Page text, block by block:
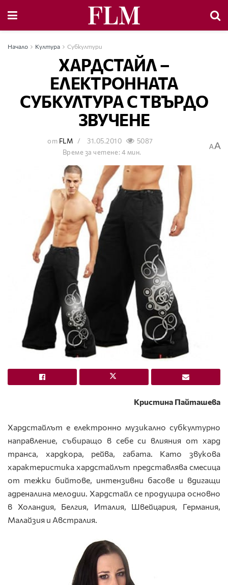
Начало Култура Субкултури
ХАРДСТАЙЛ –
ЕЛЕКТРОННАТА
СУБКУЛТУРА С ТВЪРДО
ЗВУЧЕНЕ
от FLM 31.05.2010
5087
Време за четене: 4 мин.
AA
Кристина Пайташева
Хардстайлът е електронно музикално субкултурно
направление, събиращо в себе си влияния от хард
транса, хардкора, рейва, габата. Като звукова
характеристика хардстайлът представлява смесица
от тежки бийтове, интензивни басове и вдигащи
адреналина мелодии. Хардстайл се продуцира основно
в Холандия, Белгия, Италия, Швейцария, Германия,
Малайзия и Австралия.